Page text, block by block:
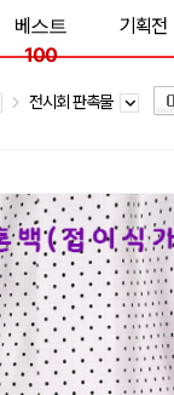
베스트
100
기획전
전시회 판촉물